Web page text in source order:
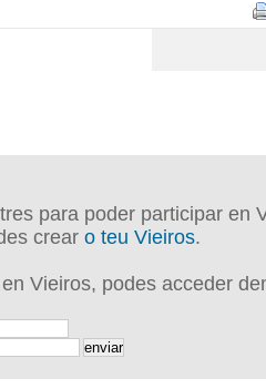
para poder participar en
crear o teu Vieiros.
Vieiros, podes acceder